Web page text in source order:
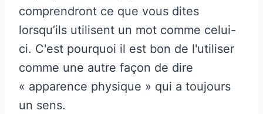
comprendront ce que vous dites
lorsqu’ils utilisent un mot comme celui-
ci. C'est pourquoi il est bon de l'utiliser
comme une autre façon de dire
« apparence physique » qui a toujours
un sens.